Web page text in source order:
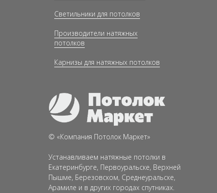
© «Компания Потолок Маркет»
Устанавливаем натяжные потолки в
Екатеринбурге, Первоуральске, Верхней
Пышме, Березовском, Среднеуральске,
Арамиле и в других городах спутниках.
Светильники для потолков
Производители натяжных
потолков
Карнизы для натяжных потолков